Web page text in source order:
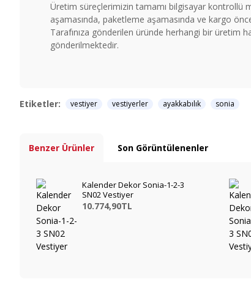
Üretim süreçlerimizin tamamı bilgisayar kontrollü
aşamasında, paketleme aşamasında ve kargo
Tarafınıza gönderilen üründe herhangi bir üretim
gönderilmektedir.
Etiketler: vestiyer vestiyerler ayakkabılık sonia
Benzer Ürünler Son Görüntülenenler
Kalender Dekor Sonia-1-2-3
SN02 Vestiyer
10.774,90TL